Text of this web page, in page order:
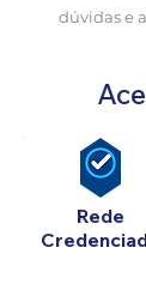
dúvidas e
Rede